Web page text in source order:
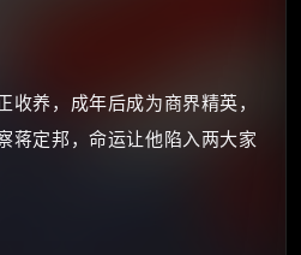
养，成年后成为商界精英，
蒋定邦，命运让他陷入两大家
大淘客】领红包